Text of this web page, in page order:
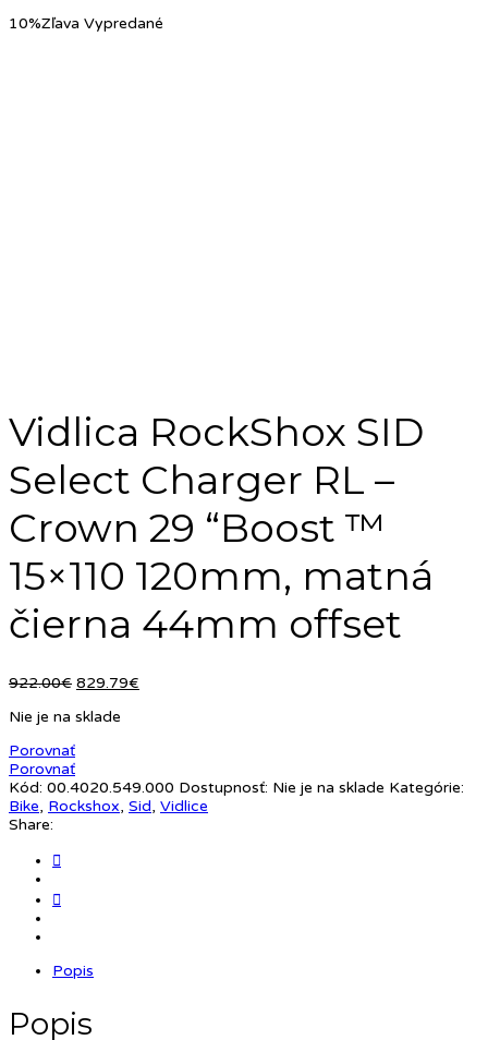
10%Zľava Vypredané
Vidlica RockShox SID
Select Charger RL –
Crown 29 “Boost ™
15×110 120mm, matná
čierna 44mm offset
922.00€ Pôvodná
bola:
829.79€
Nie je na sklade
Porovnať
Porovnať
Kód: 00.4020.549.000 Dostupnosť: Nie je na sklade Kategórie:
Bike, Rockshox, Sid, Vidlice
Share:
Popis
Popis